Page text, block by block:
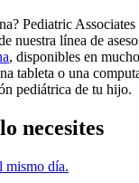
Pediatric
nuestra línea de
, disponibles en
tableta o una
pediátrica de tu hijo.
necesites
mismo día.